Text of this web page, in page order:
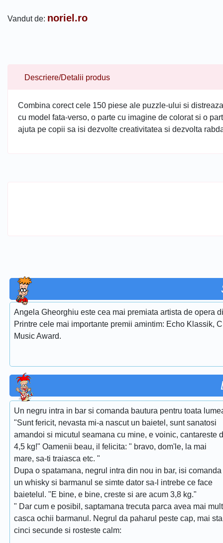
Vandut de: noriel.ro
Descriere/Detalii produs
Combina corect cele 150 piese ale puzzle-ului si
cu model fata-verso, o parte cu imagine de colorat si o
ajuta pe copii sa isi dezvolte creativitatea si dezvolta
Angela Gheorghiu este cea mai premiata artista de opera
Printre cele mai importante premii amintim: Echo Klassik,
Music Award.
Un negru intra in bar si comanda bautura pentru toata
"Sunt fericit, nevasta mi-a nascut un baietel, sunt sanatosi
amandoi si micutul seamana cu mine, e voinic, cantareste
4,5 kg!" Oamenii beau, il felicita: " bravo, dom'le, la mai
mare, sa-ti traiasca etc. "
Dupa o spatamana, negrul intra din nou in bar, isi comanda
un whisky si barmanul se simte dator sa-l intrebe ce face
baietelul. "E bine, e bine, creste si are acum 3,8 kg."
" Dar cum e posibil, saptamana trecuta parca avea mai
casca ochii barmanul. Negrul da paharul peste cap, mai sta
cinci secunde si rosteste calm: